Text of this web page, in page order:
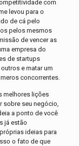
com
levou para o
de cá pelo
pelos mesmos
de vencer as
empresa do
de startups
e matar um
concorrentes.
melhores lições
sobre seu negócio,
a ponto de você
já estão
ideias para
o fato de que